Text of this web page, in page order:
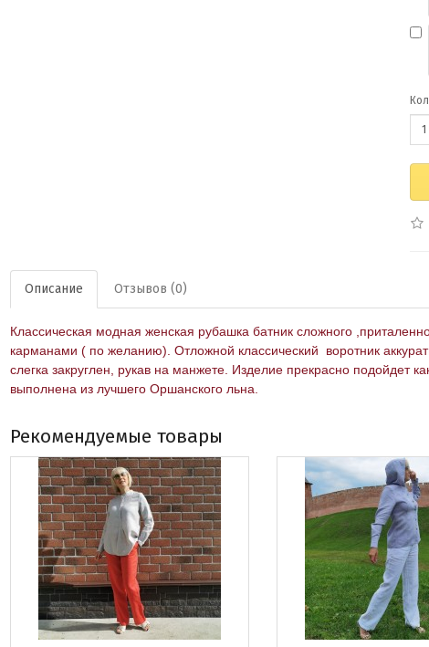
Описание Отзывов (0)
Классическая модная женская рубашка батник сложного
карманами ( по желанию). Отложной классический воротник
слегка закруглен, рукав на манжете. Изделие прекрасно подойдет
выполнена из лучшего Оршанского льна.
Рекомендуемые товары